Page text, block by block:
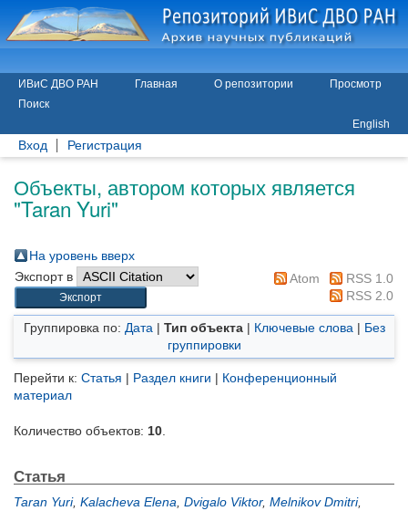
ИВиС ДВО РАН Главная О репозитории
Просмотр
Поиск
English
Вход Регистрация
Объекты, автором которых является
"Taran Yuri"
На уровень вверх
Экспорт в
Atom
RSS 1.0
RSS 2.0
Группировка по: Дата | Тип объекта| Ключевые слова | Без
группировки
Перейти к: Статья | Раздел книги | Конференционный
материал
Количество объектов: 10
Статья
Taran Yuri, Kalacheva Elena Dvigalo Viktor, Melnikov Dmitri,